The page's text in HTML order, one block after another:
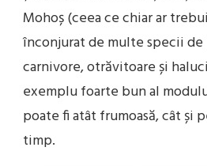
Mohoș (ceea ce chiar ar
înconjurat de multe specii
carnivore, otrăvitoare și
exemplu foarte bun al
poate fi atât frumoasă, cât și
timp.